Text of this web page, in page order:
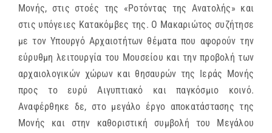
Μονής, στις στοές της «Ροτόντας της Ανατολής» και
στις υπόγειες Κατακόμβες της. Ο Μακαριώτος συζήτησε
με τον Υπουργό Αρχαιοτήτων θέματα που αφορούν την
εύρυθμη λειτουργία του Μουσείου και την προβολή των
αρχαιολογικών χώρων και θησαυρών της Ιεράς Μονής
προς το ευρύ Αιγυπτιακό και παγκόσμιο κοινό.
Αναφέρθηκε δε, στο μεγάλο έργο αποκατάστασης της
Μονής και στην καθοριστική συμβολή του Μεγάλου